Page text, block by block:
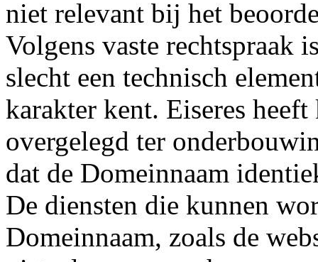
niet relevant bij het
Volgens vaste rechtspraak
slecht een technisch
karakter kent. Eiseres
overgelegd ter
dat de Domeinnaam
De diensten die kunnen
Domeinnaam, zoals de